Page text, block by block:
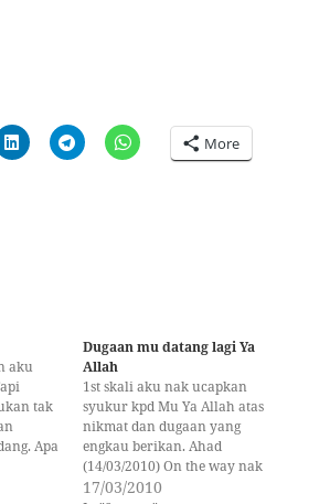
More
aku
tak
Apa
Dugaan mu datang lagi Ya
Allah
1st skali aku nak ucapkan
syukur kpd Mu Ya Allah atas
nikmat dan dugaan yang
engkau berikan. Ahad
(14/03/2010) On the way nak
pegi Ahmad (member PTM)
17/03/2010